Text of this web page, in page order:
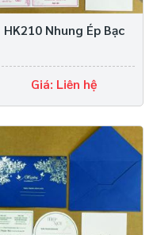
HK210 Nhung Ép Bạc
Giá: Liên hệ